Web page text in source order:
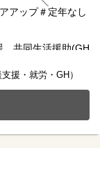
アップ＃定年なし
共同生活援助(GH
方を募集してい
経験者OK
ご安心ください
援・就労・GH）